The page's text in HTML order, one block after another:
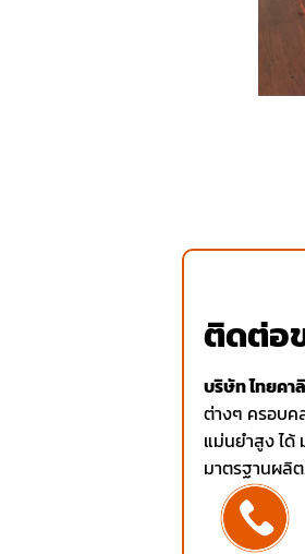
ติดต่อ
บริษัท ไทยคา
ต่างๆ ครอบค
แม่นยำสูง ได้
มาตรฐานผลิ